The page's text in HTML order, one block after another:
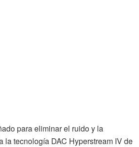
para eliminar el ruido y la
tecnología DAC Hyperstream IV de